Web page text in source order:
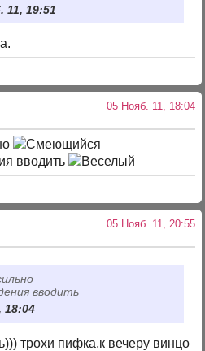
11, 19:51
05 Нояб. 11, 18:04
вводить
05 Нояб. 11, 20:55
вводить
18:04
трохи пифка,к вечеру винцо